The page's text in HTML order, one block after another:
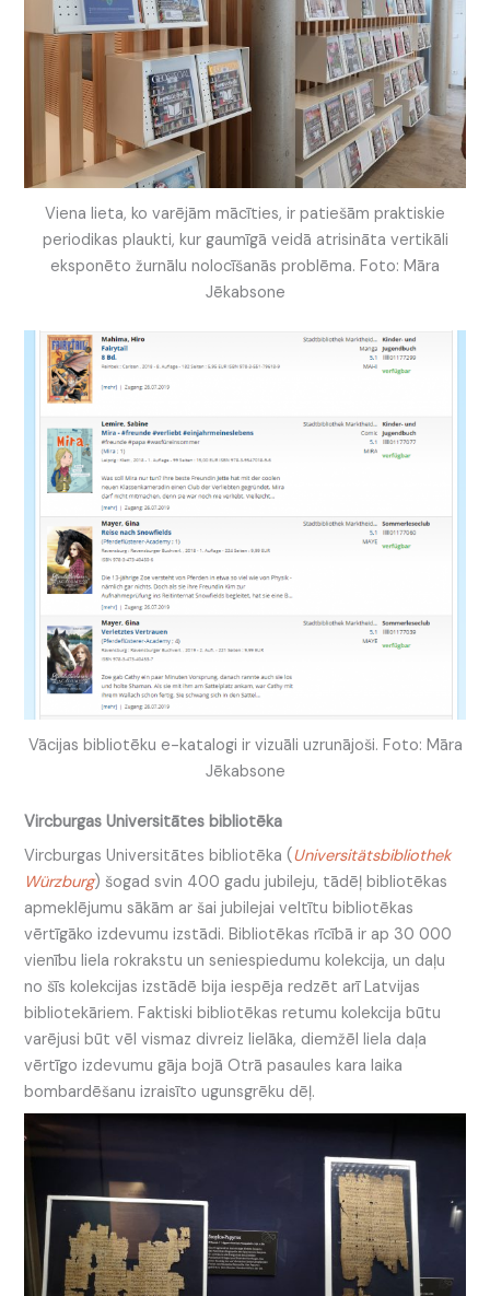
Viena lieta, ko varējām mācīties, ir patiešām praktiskie
periodikas plaukti, kur gaumīgā veidā atrisināta vertikāli
eksponēto žurnālu nolocīšanās problēma. Foto: Māra
Jēkabsone
Vācijas bibliotēku e-katalogi ir vizuāli uzrunājoši. Foto: Māra
Jēkabsone
Vircburgas Universitātes bibliotēka
Vircburgas Universitātes bibliotēka (Universitätsbibliothek
Würzburg) šogad svin 400 gadu jubileju, tādēļ bibliotēkas
apmeklējumu sākām ar šai jubilejai veltītu bibliotēkas
vērtīgāko izdevumu izstādi. Bibliotēkas rīcībā ir ap 30 000
vienību liela rokrakstu un seniespiedumu kolekcija, un daļu
no šīs kolekcijas izstādē bija iespēja redzēt arī Latvijas
bibliotekāriem. Faktiski bibliotēkas retumu kolekcija būtu
varējusi būt vēl vismaz divreiz lielāka, diemžēl liela daļa
vērtīgo izdevumu gāja bojā Otrā pasaules kara laika
bombardēšanu izraisīto ugunsgrēku dēļ.